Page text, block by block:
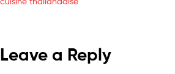
Leave a Reply